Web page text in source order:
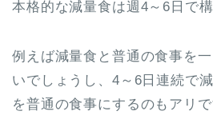
本格的な減量食は週4～6日で構
例えば減量食と普通の食事を
いでしょうし、4～6日連続で
を普通の食事にするのもアリで